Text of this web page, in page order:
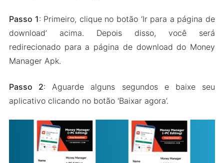
Passo 1: Primeiro, clique no botão ‘Ir para a página de
download’ acima. Depois disso, você será
redirecionado para a página de download do Money
Manager Apk.
Passo 2: Aguarde alguns segundos e baixe seu
aplicativo clicando no botão ‘Baixar agora’.